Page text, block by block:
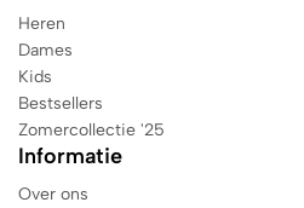
Heren
Dames
Kids
Bestsellers
Zomercollectie '25
Informatie
Over ons